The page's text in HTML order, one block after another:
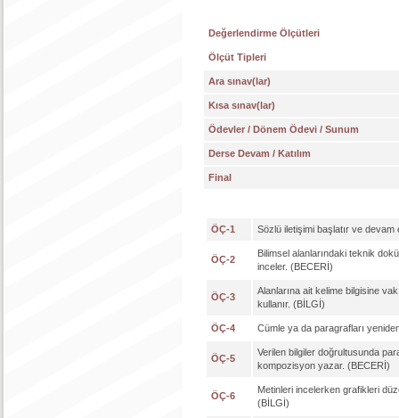
Değerlendirme Ölçütleri
Ölçüt Tipleri
Ara sınav(lar)
Kısa sınav(lar)
Ödevler / Dönem Ödevi / Sunum
Derse Devam / Katılım
Final
ÖÇ-1 Sözlü iletişimi başlatır ve devam
ÖÇ-2
Bilimsel alanlarındaki teknik
inceler. (BECERİ)
ÖÇ-3
Alanlarına ait kelime bilgisine
kullanır. (BİLGİ)
ÖÇ-4 Cümle ya da paragrafları
ÖÇ-5
Verilen bilgiler doğrultusunda
kompozisyon yazar. (BECERİ)
ÖÇ-6
Metinleri incelerken grafikleri
(BİLGİ)